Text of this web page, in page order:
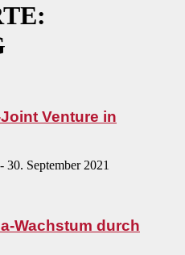
Venture in
- 30. September 2021
Wachstum durch